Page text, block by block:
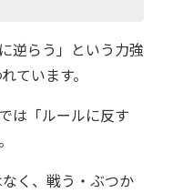
逆らう」という力強
ています。
は「ルールに反す
く、戦う・ぶつか